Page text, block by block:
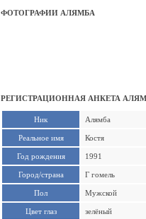
ФОТОГРАФИИ АЛЯМБА
РЕГИСТРАЦИОННАЯ АНКЕТА
Ник Алямба
Реальное имя Костя
Год рождения 1991
Город/страна Г гомель
Пол Мужской
Цвет глаз зелёный